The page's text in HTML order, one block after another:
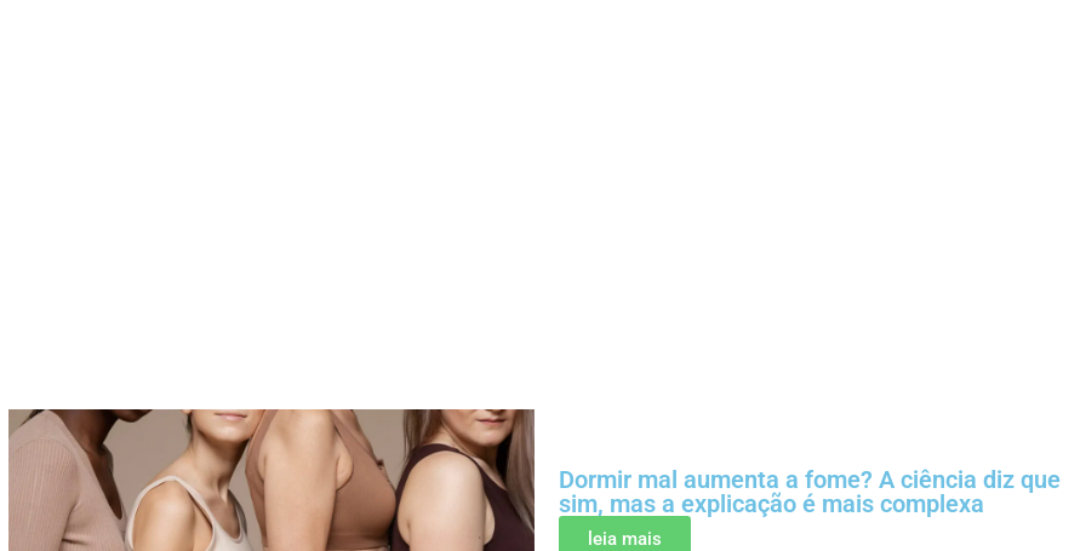
Dormir mal aumenta a fome? A ciência diz que
sim, mas a explicação é mais complexa
leia mais